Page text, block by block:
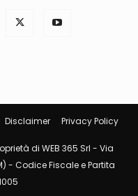
Disclaimer Privacy Policy
di WEB 365 Srl - Via
- Codice Fiscale e Partita